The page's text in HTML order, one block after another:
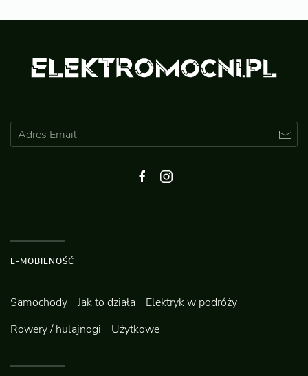
E-MOBILNOŚĆ
Samochody Jak to działa
Elektryk w podróży
Rowery / hulajnogi
Użytkowe